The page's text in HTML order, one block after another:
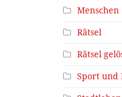
Menschen
Rätsel
Rätsel
Sport und